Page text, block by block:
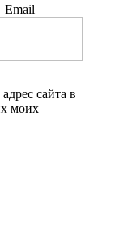
Email
сайта в
моих